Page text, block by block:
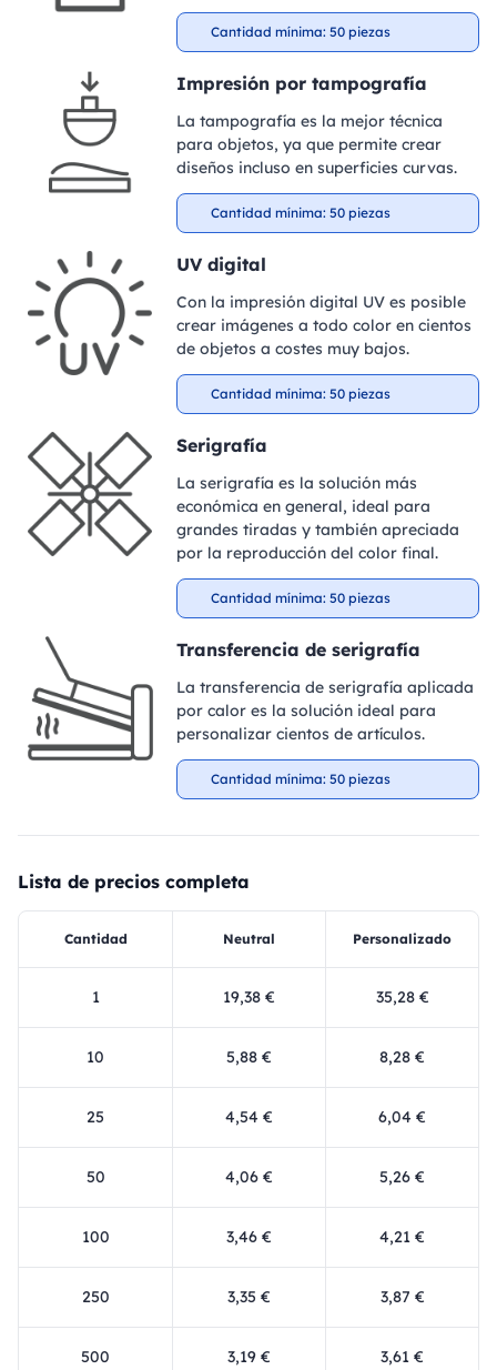
Cantidad mínima: 50 piezas
Impresión por tampografía
La tampografía es la mejor técnica
para objetos, ya que permite crear
diseños incluso en superficies curvas.
Cantidad mínima: 50 piezas
UV digital
Con la impresión digital UV es posible
crear imágenes a todo color en cientos
de objetos a costes muy bajos.
Cantidad mínima: 50 piezas
Serigrafía
La serigrafía es la solución más
económica en general, ideal para
grandes tiradas y también apreciada
por la reproducción del color final.
Cantidad mínima: 50 piezas
Transferencia de serigrafía
La transferencia de serigrafía aplicada
por calor es la solución ideal para
personalizar cientos de artículos.
Cantidad mínima: 50 piezas
Lista de precios completa
Cantidad Neutral Personalizado
1 19,38 € 35,28 €
10 5,88 € 8,28 €
25 4,54 € 6,04 €
50 4,06 € 5,26 €
100 3,46 € 4,21 €
250 3,35 € 3,87 €
500 3,19 € 3,61 €